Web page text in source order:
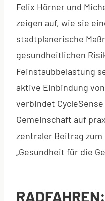
Felix Hörner und
zeigen auf, wie sie
stadtplanerische
gesundheitlichen
Feinstaubbelastung
aktive Einbindung
verbindet
Gemeinschaft auf
zentraler Beitrag
„Gesundheit für die